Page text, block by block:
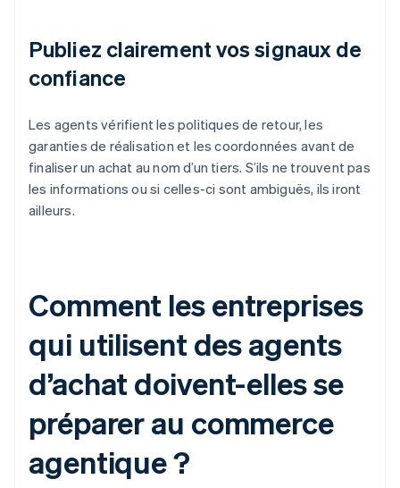
Publiez clairement vos signaux de
confiance
Les agents vérifient les politiques de retour, les
garanties de réalisation et les coordonnées avant de
finaliser un achat au nom d’un tiers. S’ils ne trouvent pas
les informations ou si celles-ci sont ambiguës, ils iront
ailleurs.
Comment les entreprises
qui utilisent des agents
d’achat doivent-elles se
préparer au commerce
agentique ?